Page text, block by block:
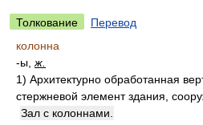
Толкование
Перевод
колонна
-ы, ж.
1) Архитектурно обработанная
стержневой элемент здания,
Зал с колоннами.